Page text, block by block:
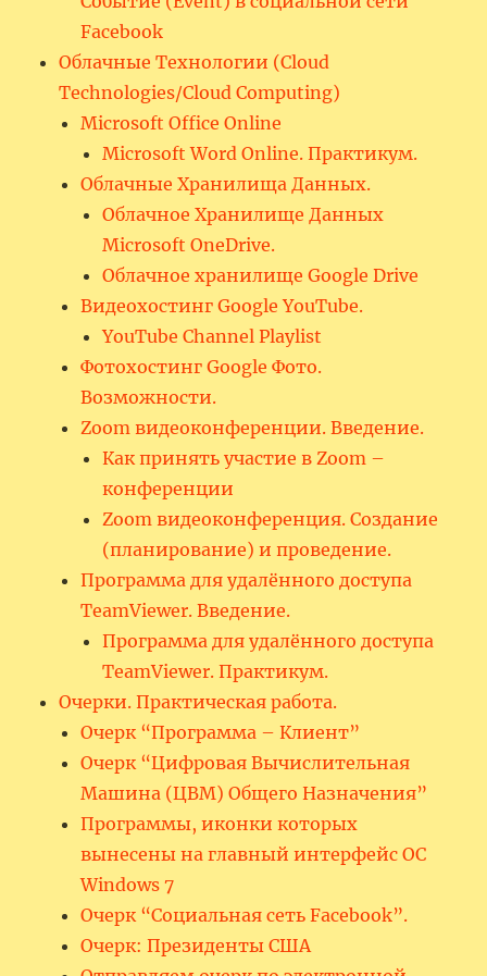
Facebook
Облачные Технологии (Cloud
Technologies/Cloud Computing)
Microsoft Office Online
Microsoft Word Online. Практикум.
Облачные Хранилища Данных.
Облачное Хранилище Данных
Microsoft OneDrive.
Облачное хранилище Google Drive
Видеохостинг Google YouTube.
YouTube Channel Playlist
Фотохостинг Google Фото.
Возможности.
Zoom видеоконференции. Введение.
Как принять участие в Zoom –
конференции
Zoom видеоконференция. Создание
(планирование) и проведение.
Программа для удалённого доступа
TeamViewer. Введение.
Программа для удалённого доступа
TeamViewer. Практикум.
Очерки. Практическая работа.
Очерк “Программа – Клиент”
Очерк “Цифровая Вычислительная
Машина (ЦВМ) Общего Назначения”
Программы, иконки которых
вынесены на главный интерфейс ОС
Windows 7
Очерк “Социальная сеть Facebook”.
Очерк: Президенты США